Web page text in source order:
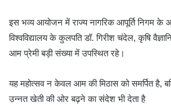
इस भव्य आयोजन में राज्य नागरिक आपूर्ति निगम के
विश्वविद्यालय के कुलपति डॉ. गिरीश चंदेल, कृषि
आम प्रेमी बड़ी संख्या में उपस्थित रहे।
यह महोत्सव न केवल आम की मिठास को समर्पित है,
उन्नत खेती की ओर बढ़ने का संदेश भी देता है